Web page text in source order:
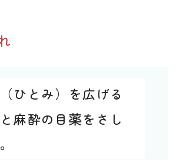
ひとみ）を広げる
麻酔の目薬をさし